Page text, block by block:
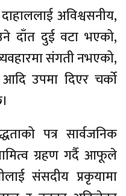
अविश्वसनीय,
दाँत दुई वटा भएको,
संगती नभएको,
उपमा दिएर चर्को
पत्र सार्वजनिक
ग्रहण गर्दै आफूले
संसदीय प्रकृयामा